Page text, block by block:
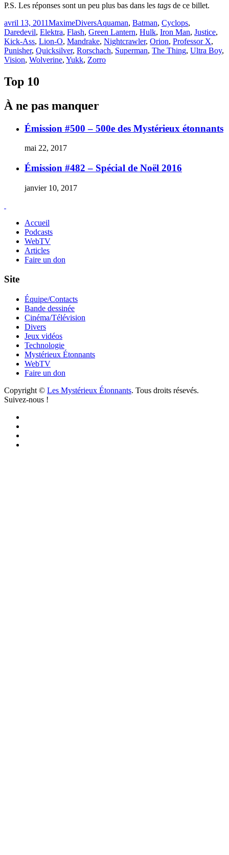
P.S. Les réponses sont un peu plus bas dans les tags de ce billet.
Publié
le
avril 13, 2011MaximeCatégories
DiversÉtiquettes
Aquaman, Batman, Cyclops,
Daredevil, Elektra, Flash, Green Lantern, Hulk, Iron Man, Justice,
Kick-Ass, Lion-O, Mandrake, Nightcrawler, Orion, Professor X,
Punisher, Quicksilver, Rorschach, Superman, The Thing, Ultra Boy,
Vision, Wolverine, Yukk, Zorro
Top 10
À ne pas manquer
Émission #500 – 500e des Mystérieux étonnants
mai 22, 2017
Émission #482 – Spécial de Noël 2016
janvier 10, 2017
Accueil
Podcasts
WebTV
Articles
Faire un don
Site
Équipe/Contacts
Bande dessinée
Cinéma/Télévision
Divers
Jeux vidéos
Technologie
Mystérieux Étonnants
WebTV
Faire un don
Copyright © Les Mystérieux Étonnants. Tous droits résevés.
Suivez-nous !